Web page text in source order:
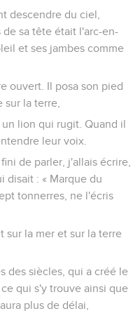
descendre du ciel,
sa tête était l'arc-en-
et ses jambes comme
ouvert. Il posa son pied
sur la terre,
lion qui rugit. Quand il
leur voix.
de parler, j'allais écrire,
disait : « Marque du
tonnerres, ne l'écris
sur la mer et sur la terre
des siècles, qui a créé le
qui s'y trouve ainsi que
plus de délai,